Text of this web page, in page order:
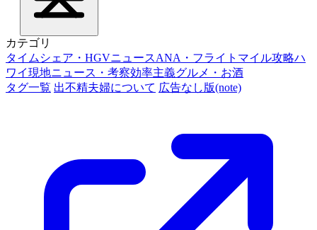
カテゴリ
タイムシェア・HGVニュースANA・フライトマイル攻略ハ
ワイ現地ニュース・考察効率主義グルメ・お酒
タグ一覧 出不精夫婦について 広告なし版(note)